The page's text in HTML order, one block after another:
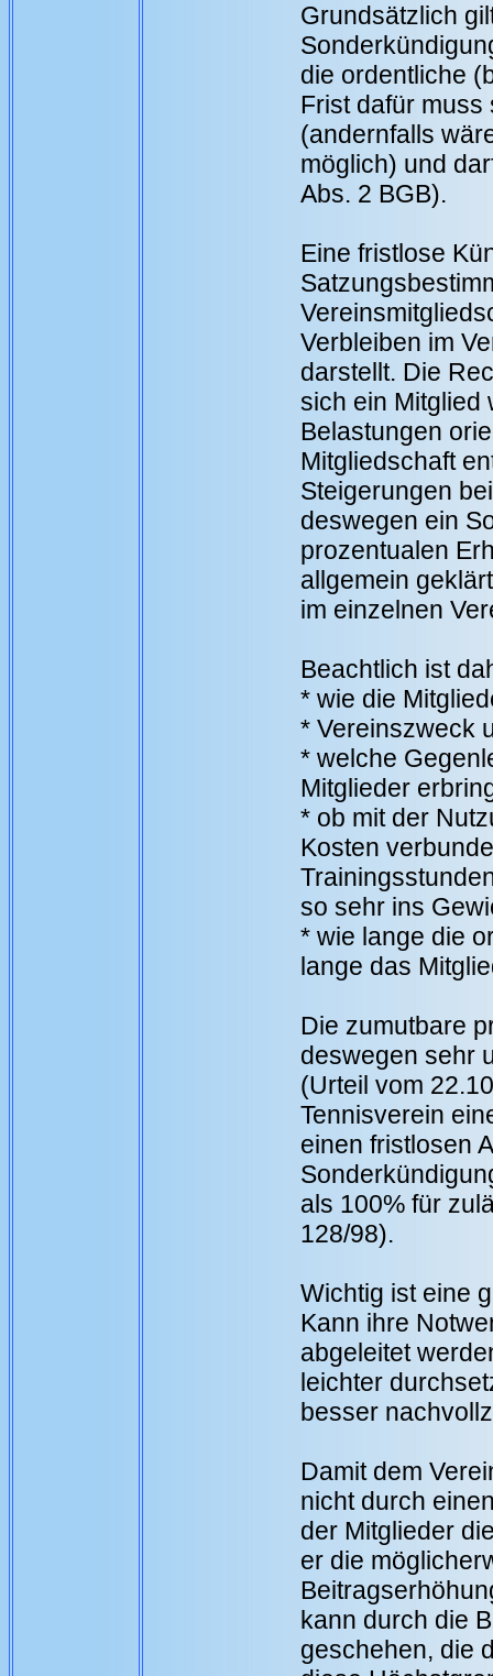
Grundsätzlich
die ordentliche
Frist dafür
(andernfalls
möglich) und
Abs. 2 BGB).
Eine fristlose
Verbleiben im
darstellt. Die
sich ein Mitglied
Belastungen
Mitgliedschaft
Steigerungen
deswegen ein
prozentualen
allgemein
im einzelnen
Beachtlich ist
* wie die
* Vereinszweck
* welche
Mitglieder
* ob mit der
Kosten
so sehr ins
* wie lange die
lange das
Die zumutbare
deswegen sehr
(Urteil vom
Tennisverein
einen fristlosen
als 100% für
128/98).
Wichtig ist eine
Kann ihre
abgeleitet
leichter
besser
Damit dem
nicht durch
der Mitglieder
er die
kann durch die
geschehen, die